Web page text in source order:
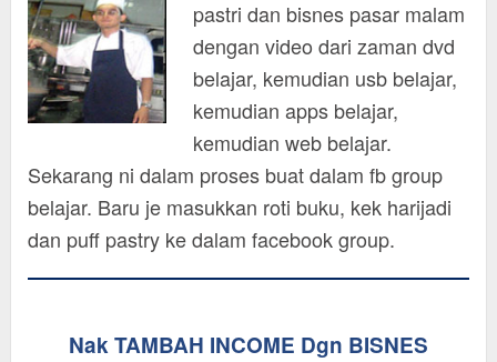
pastri dan bisnes pasar malam
dengan video dari zaman dvd
belajar, kemudian usb belajar,
kemudian apps belajar,
kemudian web belajar.
Sekarang ni dalam proses buat dalam fb group
belajar. Baru je masukkan roti buku, kek harijadi
dan puff pastry ke dalam facebook group.
Nak TAMBAH INCOME Dgn BISNES